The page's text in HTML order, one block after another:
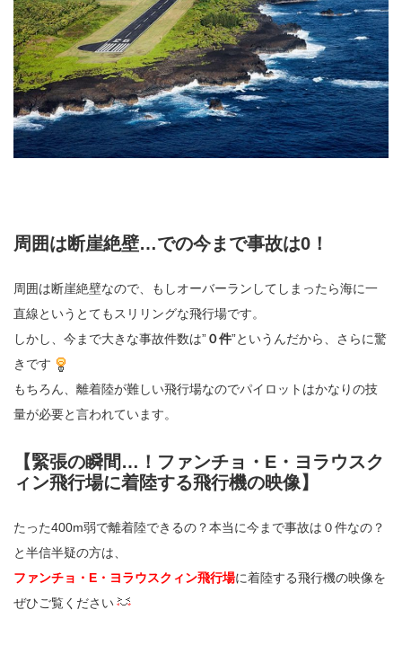
周囲は断崖絶壁…での今まで事故は0！
周囲は断崖絶壁なので、もしオーバーランしてしまったら海に一
直線というとてもスリリングな飛行場です。
しかし、今まで大きな事故件数は”０件”というんだから、さらに驚
きです
もちろん、離着陸が難しい飛行場なのでパイロットはかなりの技
量が必要と言われています。
【緊張の瞬間…！ファンチョ・E・ヨラウスク
ィン飛行場に着陸する飛行機の映像】
たった400m弱で離着陸できるの？本当に今まで事故は０件なの？
と半信半疑の方は、
ファンチョ・E・ヨラウスクィン飛行場に着陸する飛行機の映像を
ぜひご覧ください